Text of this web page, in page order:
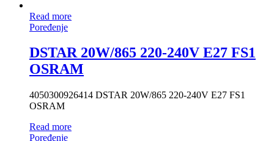
Read more
Poređenje
DSTAR 20W/865 220-240V E27 FS1
OSRAM
4050300926414 DSTAR 20W/865 220-240V E27 FS1
OSRAM
Read more
Poređenje